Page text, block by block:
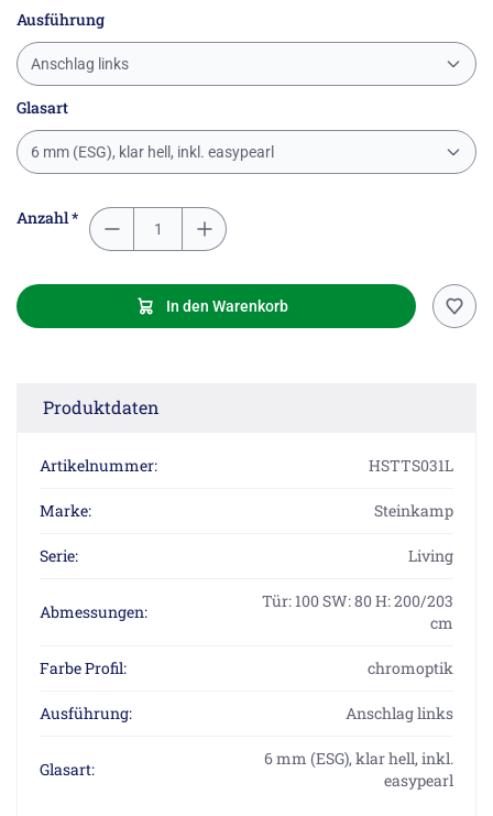
Ausführung
Anschlag links
Glasart
6 mm (ESG), klar hell, inkl. easypearl
Anzahl *
In den Warenkorb
Produktdaten
Artikelnummer: HSTTS031L
Marke: Steinkamp
Serie: Living
Abmessungen:
Tür: 100 SW: 80 H: 200/203
cm
Farbe Profil: chromoptik
Ausführung: Anschlag links
Glasart:
6 mm (ESG), klar hell, inkl.
easypearl